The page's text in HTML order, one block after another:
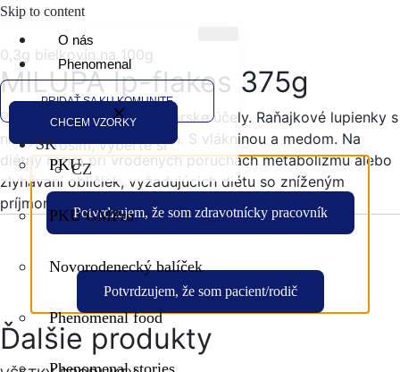
Skip to content
O nás
Phenomenal
Informácie
PKU
PKU GMPro
Novorodenecký balíček
Phenomenal food
Phenomenal stories
PRIDAŤ SA KU KOMUNITE
CHCEM VZORKY
SK
CZ
0,3g bielkovín na 100g
MILUPA lp-flakes 375g
Potravina na osobitné lekárske účely. Raňajkové lupienky s
nízkym obsahom bielkovín. S vlákninou a medom. Na
diétny režim pri vrodených poruchách metabolizmu alebo
zlyhávaní obličiek, vyžadujúcich diétu so zníženým
príjmom bielkovín.
Ďalšie produkty
Prosím, vyberte si
Potvrdzujem, že som zdravotnícky pracovník
Potvrdzujem, že som pacient/rodič